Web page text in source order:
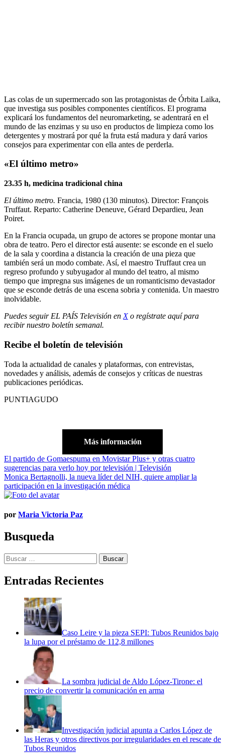
Las colas de un supermercado son las protagonistas de Órbita Laika,
que investiga sus posibles componentes científicos. El programa
explicará los fundamentos del neuromarketing, se adentrará en el
mundo de las enzimas y su uso en productos de limpieza como los
detergentes y mostrará por qué la fruta está madura y dará varios
consejos para experimentar con ella antes de perderla.
«El último metro»
23.35 h, medicina tradicional china
El último metro. Francia, 1980 (130 minutos). Director: François
Truffaut. Reparto: Catherine Deneuve, Gérard Depardieu, Jean
Poiret.
En la Francia ocupada, un grupo de actores se propone montar una
obra de teatro. Pero el director está ausente: se esconde en el suelo
de la sala y coordina a distancia la creación de una pieza que
también será un modo combate. Así, el maestro Truffaut crea un
regreso profundo y subyugador al mundo del teatro, al mismo
tiempo que impregna sus imágenes de un romanticismo devastador
que se esconde detrás de una escena sobria y contenida. Un maestro
inolvidable.
Puedes seguir EL PAÍS Televisión en Xo regístrate aquí para
recibirnuestro boletín semanal.
Recibe el boletín de televisión
Toda la actualidad de canales y plataformas, con entrevistas,
novedades y análisis, además de consejos y críticas de nuestras
publicaciones periódicas.
PUNTIAGUDO
Más información
Navegación
de
entradas
El partido de Gomaespuma en Movistar Plus+ y otras cuatro
sugerencias para verlo hoy por televisión | Televisión
Monica Bertagnolli, la nueva líder del NIH, quiere ampliar la
participación en la investigación médica
por Maria Victoria Paz
Busqueda
Buscar:
Entradas Recientes
Caso Leire y la pieza SEPI: Tubos Reunidos bajo
la lupa por el préstamo de 112,8 millones
La sombra judicial de Aldo López-Tirone: el
precio de convertir la comunicación en arma
Investigación judicial apunta a Carlos López de
las Heras y otros directivos por irregularidades en el rescate de
Tubos Reunidos